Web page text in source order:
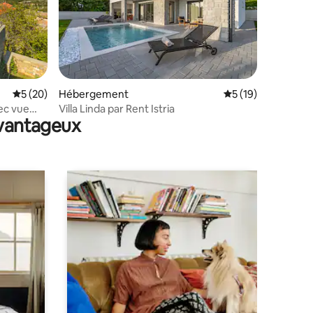
: 5 sur 5
Évaluation moyenne sur la base de 20 commentaires : 5 sur 5
5 (20)
vue
Hébergement Évaluation
5 (19)
Villa Linda par Rent Istria